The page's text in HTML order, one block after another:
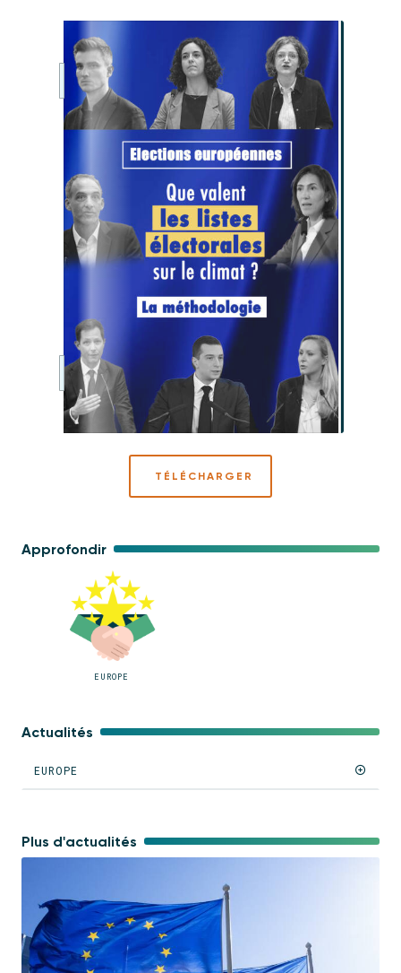
Approfondir
EUROPE
Actualités
EUROPE
TÉLÉCHARGER
Plus d'actualités